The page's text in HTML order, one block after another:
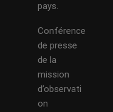
pays.
Conférence
de presse
de la
mission
d’observati
on